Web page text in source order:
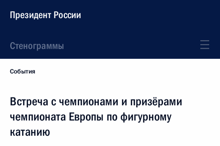
Президент России
Стенограммы
События
Встреча с чемпионами и призёрами
чемпионата Европы по фигурному
катанию